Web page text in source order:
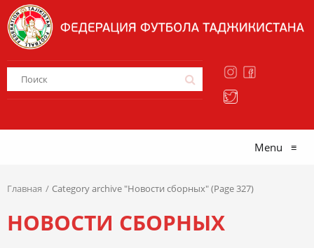
Menu ≡
Главная Category archive "Новости сборных" (Page 327)
НОВОСТИ СБОРНЫХ